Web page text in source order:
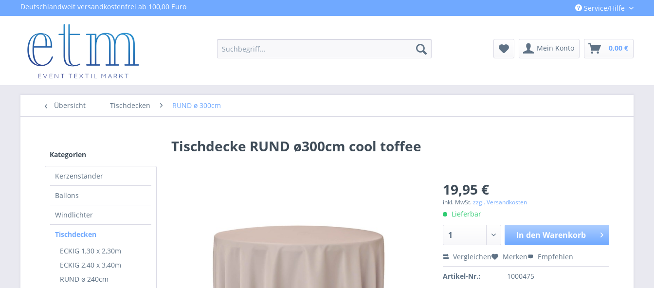
Deutschlandweit versandkostenfrei ab 100,00 Euro Service/Hilfe
Mein Konto 0,00 €
Übersicht Tischdecken RUND ø 300cm
Kategorien
Kerzenständer
Ballons
Windlichter
Tischdecken
ECKIG 1,30 x 2,30m
ECKIG 2,40 x 3,40m
RUND ø 240cm
Tischdecke RUND ø300cm cool toffee
19,95 €
inkl. MwSt.zzgl. Versandkosten
Lieferbar
In den Warenkorb
Vergleichen Merken Empfehlen
Artikel-Nr.: 1000475